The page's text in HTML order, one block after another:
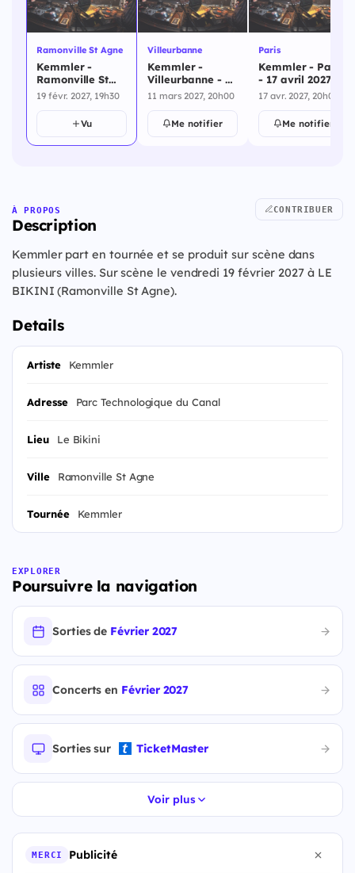
Ramonville St Agne
Kemmler -
Ramonville St
Agne - 19 février
19 févr. 2027, 19h30
Vu
Villeurbanne
Kemmler -
Villeurbanne - 11
mars 2027
11 mars 2027, 20h00
Me notifier
Paris
Kemmler - Paris
- 17 avril 2027
17 avr. 2027, 20h00
Me notifier
À PROPOS
Description
CONTRIBUER
Kemmler part en tournée et se produit sur scène dans
plusieurs villes. Sur scène le vendredi 19 février 2027 à LE
BIKINI (Ramonville St Agne).
Details
Artiste Kemmler
Adresse Parc Technologique du Canal
Lieu Le Bikini
Ville Ramonville St Agne
Tournée Kemmler
EXPLORER
Poursuivre la navigation
Sorties de Février 2027
Concerts en Février 2027
Sorties sur TicketMaster
Voir plus
MERCI Publicité